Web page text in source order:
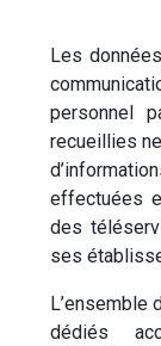
Les
personnel
recueillies
effectuées
des
ses
dédiés